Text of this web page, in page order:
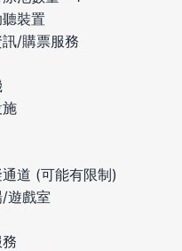
裝置
/購票服務
道 (可能有限制)
遊戲室